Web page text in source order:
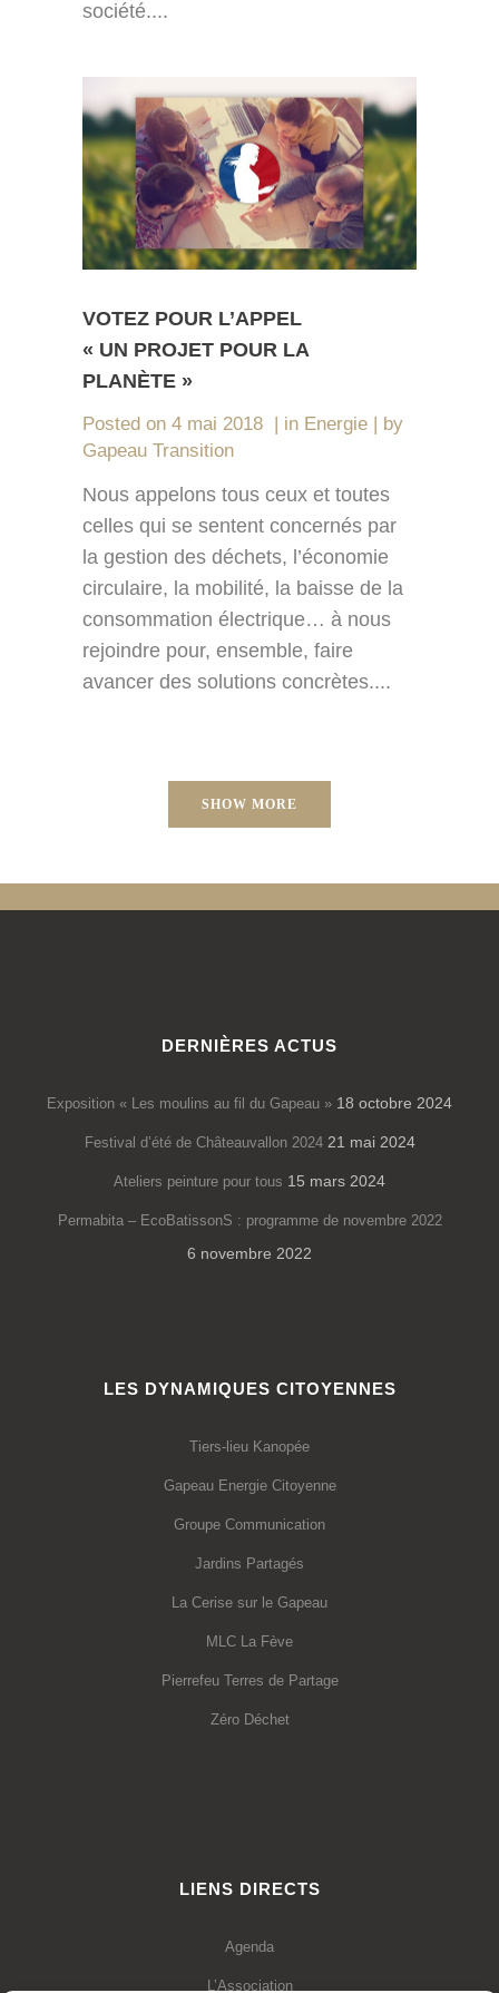
société....
VOTEZ POUR L’APPEL
« UN PROJET POUR LA
PLANÈTE »
Posted on 4 mai 2018 in Energie
by
Gapeau Transition
Nous appelons tous ceux et toutes
celles qui se sentent concernés par
la gestion des déchets, l’économie
circulaire, la mobilité, la baisse de la
consommation électrique… à nous
rejoindre pour, ensemble, faire
avancer des solutions concrètes....
SHOW MORE
DERNIÈRES ACTUS
Exposition « Les moulins au fil du Gapeau » 18 octobre 2024
Festival d’été de Châteauvallon 2024 21 mai 2024
Ateliers peinture pour tous 15 mars 2024
Permabita – EcoBatissonS : programme de novembre 2022
6 novembre 2022
LES DYNAMIQUES CITOYENNES
Tiers-lieu Kanopée
Gapeau Energie Citoyenne
Groupe Communication
Jardins Partagés
La Cerise sur le Gapeau
MLC La Fève
Pierrefeu Terres de Partage
Zéro Déchet
LIENS DIRECTS
Agenda
L’Association